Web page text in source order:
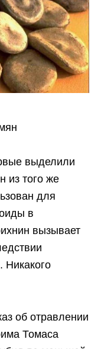
выделили
из того же
для
в
вызывает
Никакого
об отравлении
Томаса